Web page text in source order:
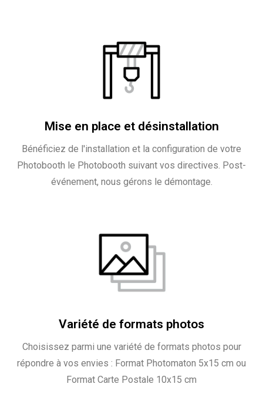
Mise en place et désinstallation
Bénéficiez de l'installation et la configuration de votre
Photobooth le Photobooth suivant vos directives. Post-
événement, nous gérons le démontage.
Variété de formats photos
Choisissez parmi une variété de formats photos pour
répondre à vos envies : Format Photomaton 5x15 cm ou
Format Carte Postale 10x15 cm